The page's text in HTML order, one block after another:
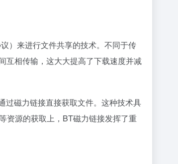
）来进行文件共享的技术。不同于传
互相传输，这大大提高了下载速度并减
过磁力链接直接获取文件。这种技术具
资源的获取上，BT磁力链接发挥了重